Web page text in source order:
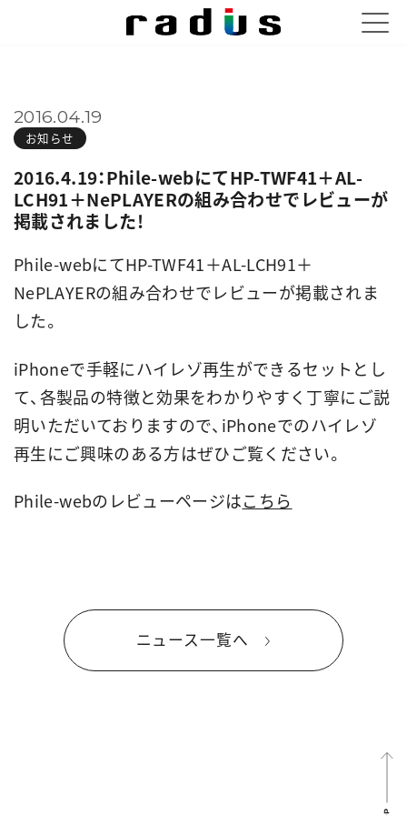
お知らせ
2016.04.19
2016.4.19：Phile-webにてHP-TWF41＋AL-
LCH91＋NePLAYERの組み合わせでレビューが
掲載されました!
Phile-webにてHP-TWF41＋AL-LCH91＋
NePLAYERの組み合わせでレビューが掲載されま
した。
iPhoneで手軽にハイレゾ再生ができるセットとし
て、各製品の特徴と効果をわかりやすく丁寧にご説
明いただいておりますので、iPhoneでのハイレゾ
再生にご興味のある方はぜひご覧ください。
Phile-webのレビューページはこちら
ニュース一覧へ